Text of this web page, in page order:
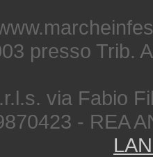
presso Trib.
via Fabio
- REA